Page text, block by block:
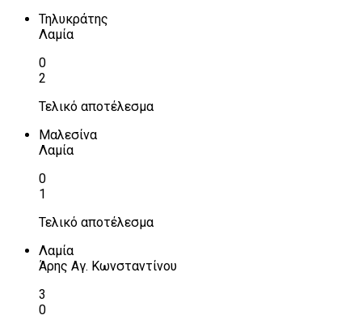
Τηλυκράτης
Λαμία
0
2
Τελικό αποτέλεσμα
Μαλεσίνα
Λαμία
0
1
Τελικό αποτέλεσμα
Λαμία
Άρης Αγ. Κωνσταντίνου
3
0